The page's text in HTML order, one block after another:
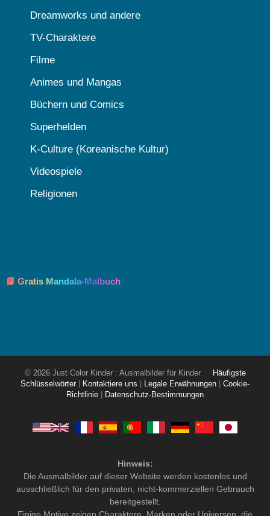
Dreamworks und andere
TV-Charaktere
Filme
Animes und Mangas
Büchern und Comics
Superhelden
K-Culture (Koreanische Kultur)
Videospiele
Religionen
📘 Gratis Mandala-Malbuch
© 2026 Just Color Kinder : Ausmalbilder für Kinder
Häufigste
Schlüsselwörter
Kontaktiere uns Legale Erwähnungen
Cookie-
Richtlinie
Datenschutz-Bestimmungen
Hinweis:
Die Ausmalbilder auf dieser Website werden kostenlos und
ausschließlich für den privaten, nicht-kommerziellen Gebrauch
bereitgestellt.